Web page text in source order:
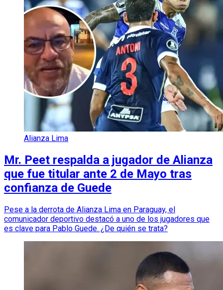
Alianza Lima
Mr. Peet respalda a jugador de Alianza
que fue titular ante 2 de Mayo tras
confianza de Guede
Pese a la derrota de Alianza Lima en Paraguay, el
comunicador deportivo destacó a uno de los jugadores que
es clave para Pablo Guede. ¿De quién se trata?